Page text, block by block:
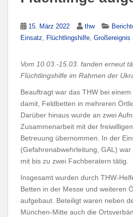
15. März 2022 thw
Einsatz Flüchtlingshilfe Großereignis
Vom 10.03.-15.03. fanden erneut
Flüchtlingshilfe im Rahmen der
Beauftragt war das THW bei
damit, Feldbetten in mehreren
Darüber hinaus wurde an zwei
Zusammenarbeit mit der
Betreuung übernommen. In der
(Gefahrenabwehrleitung, GAL) war
mit bis zu zwei Fachberatern tätig.
Insgesamt wurden durch THW-
Betten in der Messe und weiteren
aufgebaut. Beteiligt waren neben
München-Mitte auch die